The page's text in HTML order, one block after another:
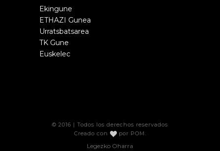
Ekingune
ETHAZI Gunea
Urratsbatsarea
TK Gune
Euskelec
© 2016 | Todos los derechos reservados
Creado con
por POM .
Legezko Oharra